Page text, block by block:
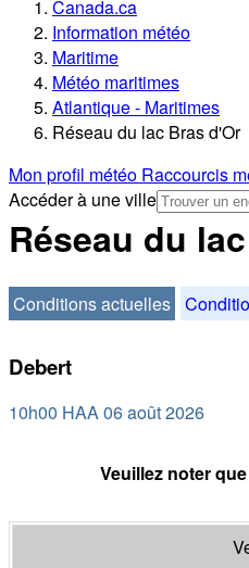
Canada.ca
Information météo
Maritime
Météo maritimes
Atlantique - Maritimes
Réseau du lac Bras d'Or
Mon profil météo Raccourcis
Accéder à une ville
Réseau du
Conditions actuelles
Debert
10h00 HAA 06 août 2026
Veuillez noter